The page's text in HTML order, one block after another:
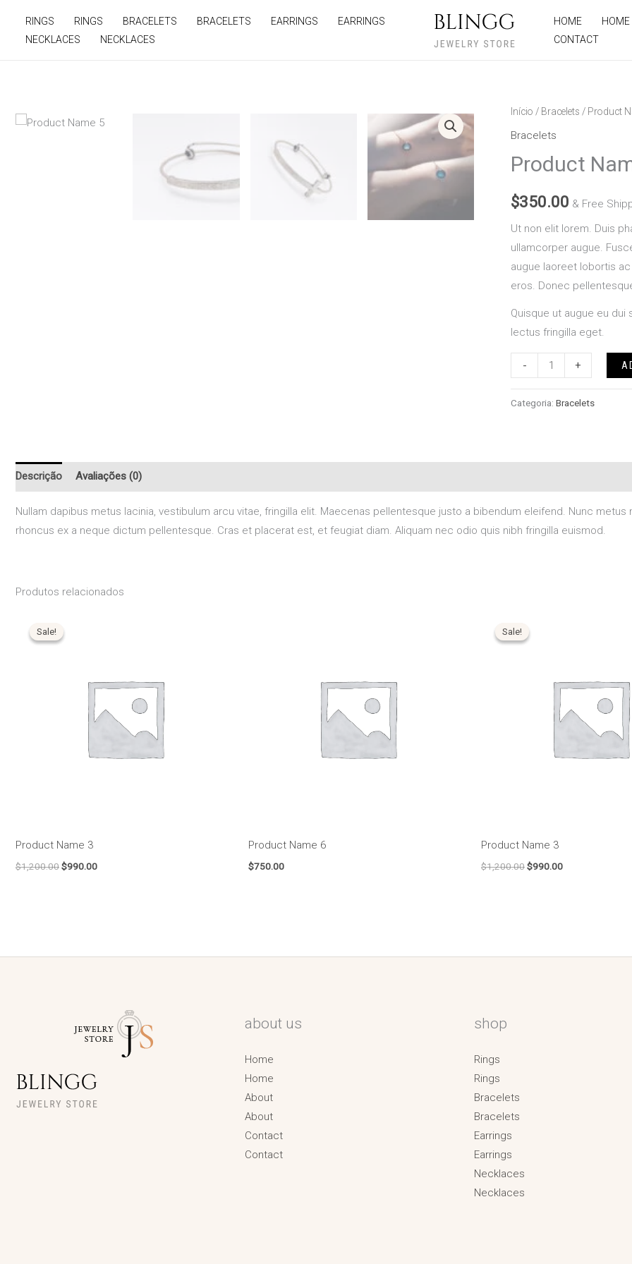
RINGS RINGS BRACELETS BRACELETS EARRINGS
EARRINGS
NECKLACES
NECKLACES
HOME HOME
CONTACT
Início / Bracelets / Product
Bracelets
Product
$350.00 & Free
Ut non elit lorem. Duis
ullamcorper augue.
augue laoreet lobortis
eros. Donec
Quisque ut augue eu
lectus fringilla eget.
-
Product
Name
quantidade
+
Categoria: Bracelets
Descrição Avaliações (0)
Nullam dapibus metus lacinia, vestibulum arcu vitae, fringilla elit. Maecenas pellentesque justo a bibendum eleifend. Nunc
rhoncus ex a neque dictum pellentesque. Cras et placerat est, et feugiat diam. Aliquam nec odio quis nibh fringilla euismod.
Produtos relacionados
Sale!
Sale!
Product Name 3
$1,200.00
original
$990.00
Product Name 6
$750.00
Sale!
Sale!
Product Name 3
$1,200.00
original
$990.00
about us
Home
Home
About
About
Contact
Contact
shop
Rings
Rings
Bracelets
Bracelets
Earrings
Earrings
Necklaces
Necklaces